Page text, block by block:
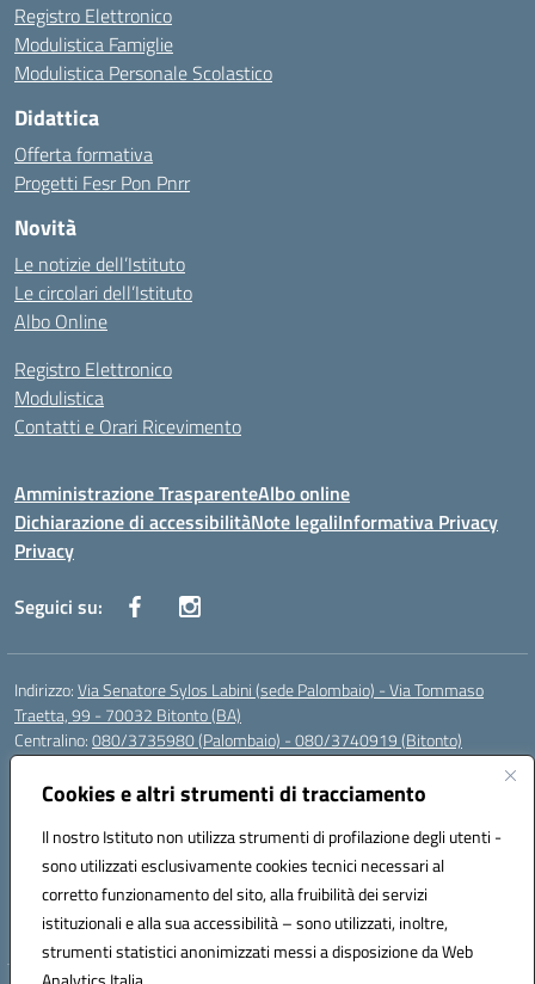
Cookies e altri strumenti di tracciamento
Il nostro Istituto non utilizza strumenti di profilazione degli utenti -
sono utilizzati esclusivamente cookies tecnici necessari al
corretto funzionamento del sito, alla fruibilità dei servizi
istituzionali e alla sua accessibilità – sono utilizzati, inoltre,
strumenti statistici anonimizzati messi a disposizione da Web
Registro Elettronico
Modulistica Famiglie
Modulistica Personale Scolastico
Didattica
Offerta formativa
Progetti Fesr Pon Pnrr
Novità
Le notizie dell’Istituto
Le circolari dell’Istituto
Albo Online
Registro Elettronico
Modulistica
Contatti e Orari Ricevimento
Amministrazione TrasparenteAlbo online
Dichiarazione di accessibilitàNote legaliInformativa Privacy
Privacy
Seguici su:
Indirizzo:Via Senatore Sylos Labini (sede Palombaio) - Via Tommaso
Traetta, 99 - 70032 Bitonto (BA)
Centralino:080/3735980 (Palombaio) - 080/3740919 (Bitonto)
Email:
Posta elettronica certificata (PEC):baic80800a@pec.istruzione.it
Codice fiscale: 93360210723
Codice meccanografico:BAIC80800A
Codice Indice delle Pubbliche Amministrazioni (IPA): istsc_baic80800a
Codice unico di fatturazione (CUF): UFK0WW